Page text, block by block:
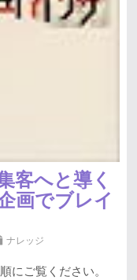
客へと導く
画でブレイ
ナレッジ
にご覧ください。